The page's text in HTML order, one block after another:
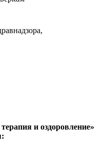
и оздоровление»